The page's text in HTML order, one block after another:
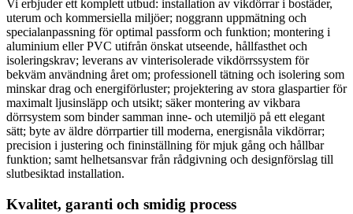
Vi erbjuder ett komplett utbud: installation av vikdörrar i bostäder,
uterum och kommersiella miljöer; noggrann uppmätning och
specialanpassning för optimal passform och funktion; montering i
aluminium eller PVC utifrån önskat utseende, hållfasthet och
isoleringskrav; leverans av vinterisolerade vikdörrssystem för
bekväm användning året om; professionell tätning och isolering som
minskar drag och energiförluster; projektering av stora glaspartier för
maximalt ljusinsläpp och utsikt; säker montering av vikbara
dörrsystem som binder samman inne- och utemiljö på ett elegant
sätt; byte av äldre dörrpartier till moderna, energisnåla vikdörrar;
precision i justering och fininställning för mjuk gång och hållbar
funktion; samt helhetsansvar från rådgivning och designförslag till
slutbesiktad installation.
Kvalitet, garanti och smidig process